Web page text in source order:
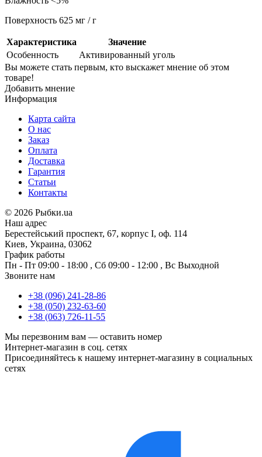
Поверхность 625 мг / г
Характеристика
Значение
Особенность
Активированный уголь
Вы можете стать первым, кто выскажет мнение об этом
товаре!
Добавить мнение
Информация
Карта сайта
О нас
Заказ
Оплата
Доставка
Гарантия
Статьи
Контакты
© 2026 Рыбки.ua
Наш адрес
Берестейський проспект, 67, корпус I, оф. 114
Киев, Украина, 03062
График работы
Пн - Пт 09:00 - 18:00 , Сб 09:00 - 12:00 , Вс Выходной
Звоните нам
+38 (096) 241-28-86
+38 (050) 232-63-60
+38 (063) 726-11-55
Мы перезвоним вам — оставить номер
Интернет-магазин в соц. сетях
Присоединяйтесь к нашему интернет-магазину в социальных
сетях